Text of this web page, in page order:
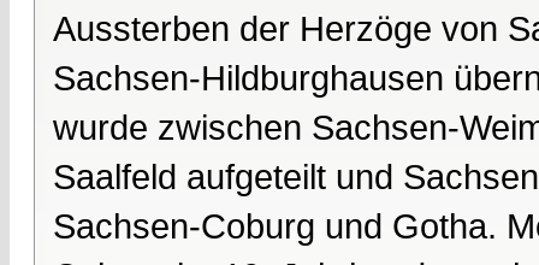
Aussterben der Herzöge von
Sachsen-Hildburghausen
wurde zwischen Sachsen-
Saalfeld aufgeteilt und
Sachsen-Coburg und Gotha.